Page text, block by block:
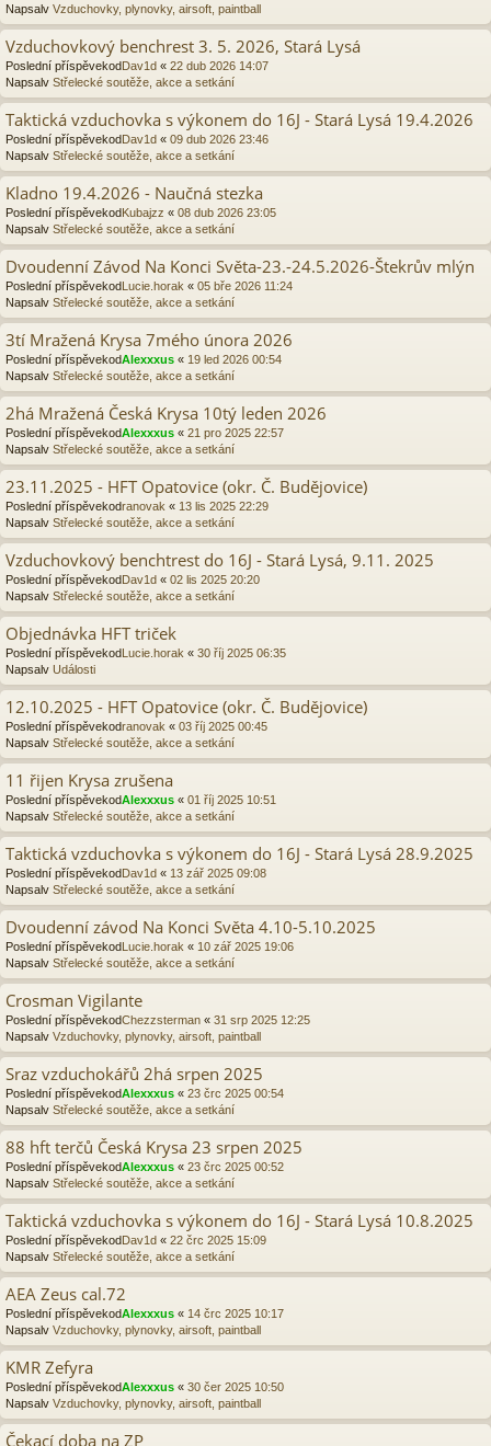
Napsalv Vzduchovky, plynovky, airsoft, paintball
Vzduchovkový benchrest 3. 5. 2026, Stará Lysá
Poslední příspěvekodDav1d « 22 dub 2026 14:07
Napsalv Střelecké soutěže, akce a setkání
Taktická vzduchovka s výkonem do 16J - Stará Lysá 19.4.2026
Poslední příspěvekodDav1d « 09 dub 2026 23:46
Napsalv Střelecké soutěže, akce a setkání
Kladno 19.4.2026 - Naučná stezka
Poslední příspěvekodKubajzz « 08 dub 2026 23:05
Napsalv Střelecké soutěže, akce a setkání
Dvoudenní Závod Na Konci Světa-23.-24.5.2026-Štekrův mlýn
Poslední příspěvekodLucie.horak « 05 bře 2026 11:24
Napsalv Střelecké soutěže, akce a setkání
3tí Mražená Krysa 7mého února 2026
Poslední příspěvekodAlexxxus « 19 led 2026 00:54
Napsalv Střelecké soutěže, akce a setkání
2há Mražená Česká Krysa 10tý leden 2026
Poslední příspěvekodAlexxxus « 21 pro 2025 22:57
Napsalv Střelecké soutěže, akce a setkání
23.11.2025 - HFT Opatovice (okr. Č. Budějovice)
Poslední příspěvekodranovak « 13 lis 2025 22:29
Napsalv Střelecké soutěže, akce a setkání
Vzduchovkový benchtrest do 16J - Stará Lysá, 9.11. 2025
Poslední příspěvekodDav1d « 02 lis 2025 20:20
Napsalv Střelecké soutěže, akce a setkání
Objednávka HFT triček
Poslední příspěvekodLucie.horak « 30 říj 2025 06:35
Napsalv Události
12.10.2025 - HFT Opatovice (okr. Č. Budějovice)
Poslední příspěvekodranovak « 03 říj 2025 00:45
Napsalv Střelecké soutěže, akce a setkání
11 řijen Krysa zrušena
Poslední příspěvekodAlexxxus « 01 říj 2025 10:51
Napsalv Střelecké soutěže, akce a setkání
Taktická vzduchovka s výkonem do 16J - Stará Lysá 28.9.2025
Poslední příspěvekodDav1d « 13 zář 2025 09:08
Napsalv Střelecké soutěže, akce a setkání
Dvoudenní závod Na Konci Světa 4.10-5.10.2025
Poslední příspěvekodLucie.horak « 10 zář 2025 19:06
Napsalv Střelecké soutěže, akce a setkání
Crosman Vigilante
Poslední příspěvekodChezzsterman « 31 srp 2025 12:25
Napsalv Vzduchovky, plynovky, airsoft, paintball
Sraz vzduchokářů 2há srpen 2025
Poslední příspěvekodAlexxxus « 23 črc 2025 00:54
Napsalv Střelecké soutěže, akce a setkání
88 hft terčů Česká Krysa 23 srpen 2025
Poslední příspěvekodAlexxxus « 23 črc 2025 00:52
Napsalv Střelecké soutěže, akce a setkání
Taktická vzduchovka s výkonem do 16J - Stará Lysá 10.8.2025
Poslední příspěvekodDav1d « 22 črc 2025 15:09
Napsalv Střelecké soutěže, akce a setkání
AEA Zeus cal.72
Poslední příspěvekodAlexxxus « 14 črc 2025 10:17
Napsalv Vzduchovky, plynovky, airsoft, paintball
KMR Zefyra
Poslední příspěvekodAlexxxus « 30 čer 2025 10:50
Napsalv Vzduchovky, plynovky, airsoft, paintball
Čekací doba na ZP